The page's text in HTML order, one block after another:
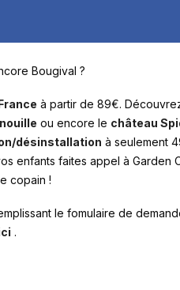
Bougival ?
à partir de 89€.
ou encore le château
désinstallation à seulement
enfants faites appel à Garden
copain !
le fomulaire de
.